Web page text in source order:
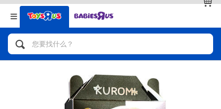
返回
分类目录
人气英雄，角色扮演，射击玩具
自行车，滑板车，骑乘车
返回
品牌
查看全部